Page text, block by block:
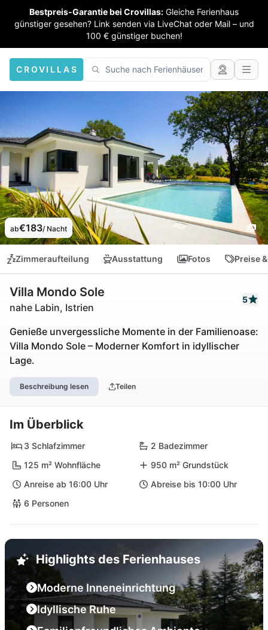
Bestpreis-Garantie bei Crovillas: Gleiche Ferienhaus
günstiger gesehen? Link senden via LiveChat oder Mail – und
100 € günstiger buchen!
CROVILLAS
ab€183/ Nacht
Zimmeraufteilung Ausstattung Fotos Preise
Villa Mondo Sole
nahe Labin, Istrien
5
Genieße unvergessliche Momente in der Familienoase:
Villa Mondo Sole – Moderner Komfort in idyllischer
Lage.
Beschreibung lesen Teilen
Im Überblick
3 Schlafzimmer
2 Badezimmer
125 m² Wohnfläche
950 m² Grundstück
Anreise ab 16:00 Uhr
Abreise bis 10:00 Uhr
6 Personen
Highlights des Ferienhauses
Moderne Inneneinrichtung
Idyllische Ruhe